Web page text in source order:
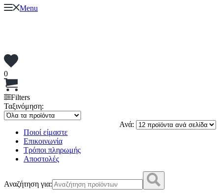
Menu
0
Filters
Ταξινόμηση:
Ανά:
Ποιοί είμαστε
Επικοινωνία
Τρόποι πληρωμής
Αποστολές
Αναζήτηση για: